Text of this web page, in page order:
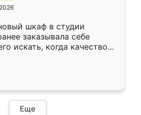
шкаф в студии
заказывала себе
искать, когда качеством
Служит кухня уже почти
нет.
Еще